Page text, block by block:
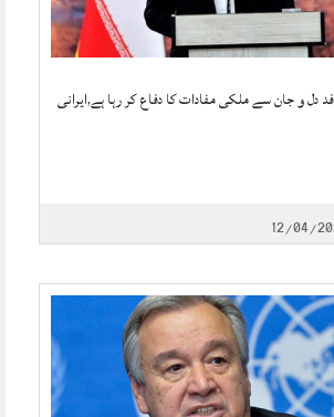
دل و جان سے ملکی مفادات کا دفاع کر رہا ہے,ایرانی
12/04/